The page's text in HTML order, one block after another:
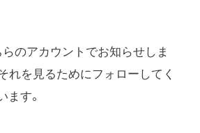
らのアカウントでお知らせしま
れを見るためにフォローしてく
ます。